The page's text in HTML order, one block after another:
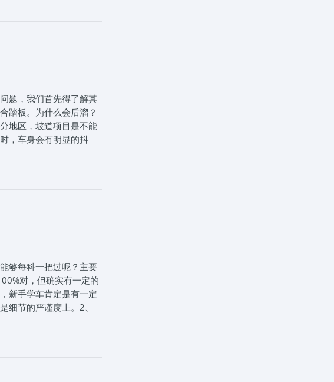
受团报价格，我们帮
车，细心观察，极致专
名电话：0311-
题，我们首先得了解其
踏板。为什么会后溜？
地区，坡道项目是不能
，车身会有明显的抖
住手刹随时准备松开，
！
思毅学车报名电话：
到练车、考试、拿证
够每科一把过呢？主要
对，但确实有一定的
新手学车肯定是有一定
细节的严谨度上。2、
实，学知识就是要脸皮
新，更好开；有些学员